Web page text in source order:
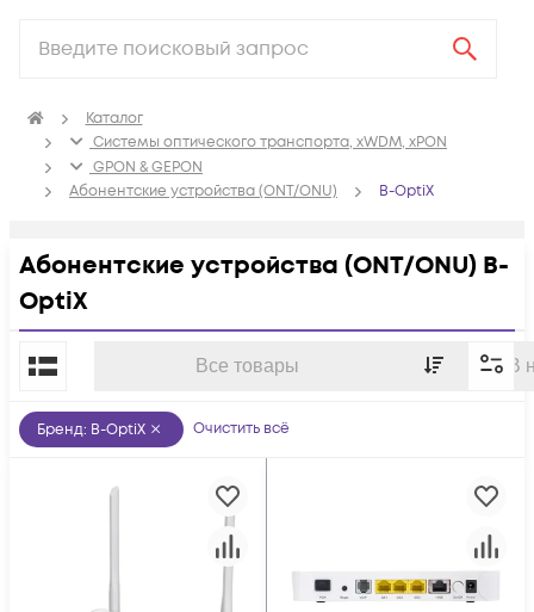
Каталог
Системы оптического транспорта, xWDM, xPON
GPON & GEPON
Абонентские устройства (ONT/ONU)
B-OptiX
Абонентские устройства (ONT/ONU) B-
OptiX
Все товары В
По популярности
Бренд: B-OptiX Очистить всё